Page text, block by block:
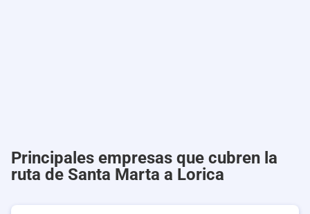
Principales empresas que cubren la
ruta de Santa Marta a Lorica